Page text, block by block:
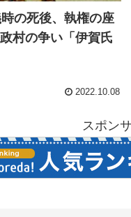
の死後、執権の座
村の争い「伊賀氏
2022.10.08
スポン